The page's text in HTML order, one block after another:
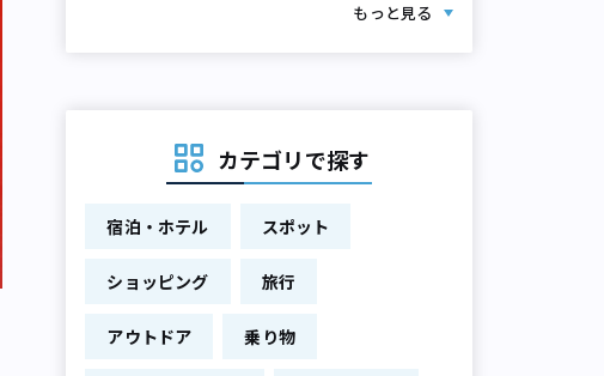
もっと見る
カテゴリで探す
宿泊・ホテル スポット
ショッピング 旅行
アウトドア 乗り物